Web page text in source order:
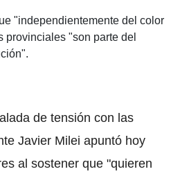
"independientemente del color
provinciales "son parte del
de tensión con las
Javier Milei apuntó hoy
al sostener que "quieren